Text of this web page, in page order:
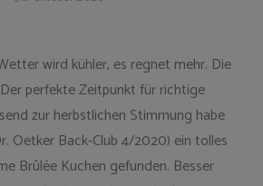
wird kühler, es regnet mehr. Die
perfekte Zeitpunkt für richtige
zur herbstlichen Stimmung habe
Oetker Back-Club 4/2020) ein tolles
Brûlée Kuchen gefunden. Besser